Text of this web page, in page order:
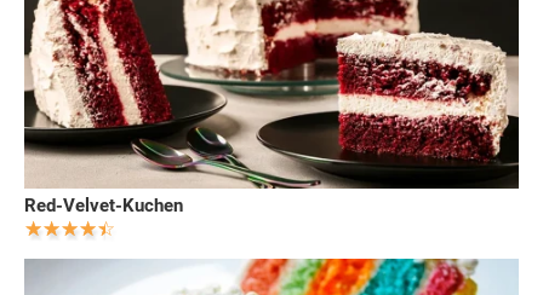
Red-Velvet-Kuchen